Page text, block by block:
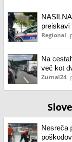
preiskavi
Regional
Na
več kot
Zurnal24
Nesreča